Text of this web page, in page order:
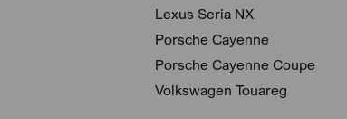
Lexus Seria NX
Porsche Cayenne
Porsche Cayenne Coupe
Volkswagen Touareg